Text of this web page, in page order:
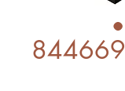
844669